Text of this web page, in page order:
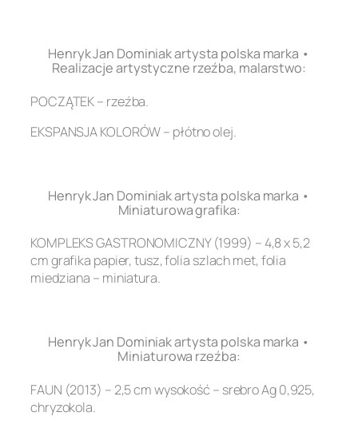
Henryk Jan Dominiak artysta polska marka •
Realizacje artystyczne rzeźba, malarstwo:
POCZĄTEK – rzeźba.
EKSPANSJA KOLORÓW – płótno olej.
Henryk Jan Dominiak artysta polska marka •
Miniaturowa grafika:
KOMPLEKS GASTRONOMICZNY (1999) – 4,8 x 5,2
cm grafika papier, tusz, folia szlach met, folia
miedziana – miniatura.
Henryk Jan Dominiak artysta polska marka •
Miniaturowa rzeźba:
FAUN (2013) – 2,5 cm wysokość – srebro Ag 0,925,
chryzokola.